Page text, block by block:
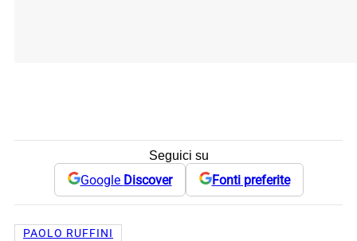
Seguici su
Google Discover Fonti preferite
PAOLO RUFFINI